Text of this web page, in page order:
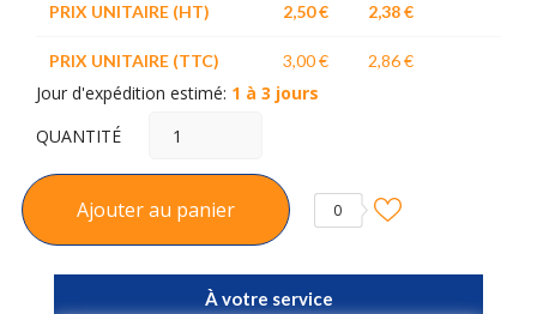
PRIX UNITAIRE (HT) 2,50 € 2,38 €
PRIX UNITAIRE (TTC) 3,00 € 2,86 €
Jour d'expédition estimé: 1 à 3 jours
QUANTITÉ
Ajouter au panier 0
À votre service